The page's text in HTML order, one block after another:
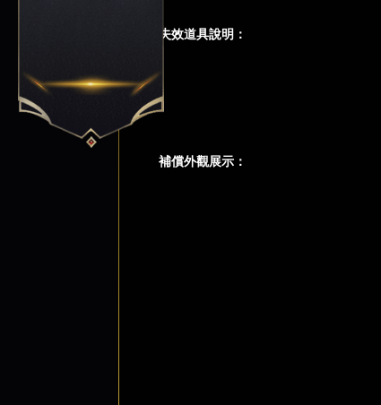
失效道具說明：
補償外觀展示：